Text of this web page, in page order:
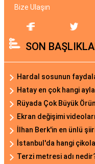
Bize Ulaşın
SON
Hardal sosunun
Hatay en çok hangi
Rüyada Çok Büyük
Ekran değişimi
İlhan Berk'in en ünlü
İstanbul'da hangi
Terzi metresi adı